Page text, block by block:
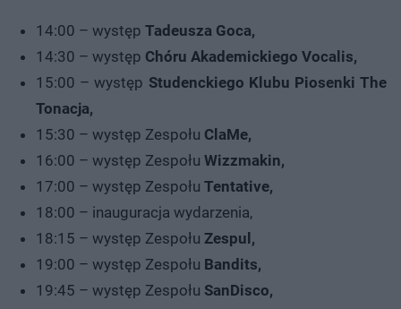
14:00 – występ Tadeusza Goca,
14:30 – występ Chóru Akademickiego Vocalis,
15:00 – występ Studenckiego Klubu Piosenki The
Tonacja,
15:30 – występ Zespołu ClaMe,
16:00 – występ Zespołu Wizzmakin,
17:00 – występ Zespołu Tentative,
18:00 – inauguracja wydarzenia,
18:15 – występ Zespołu Zespul,
19:00 – występ Zespołu Bandits,
19:45 – występ Zespołu SanDisco,